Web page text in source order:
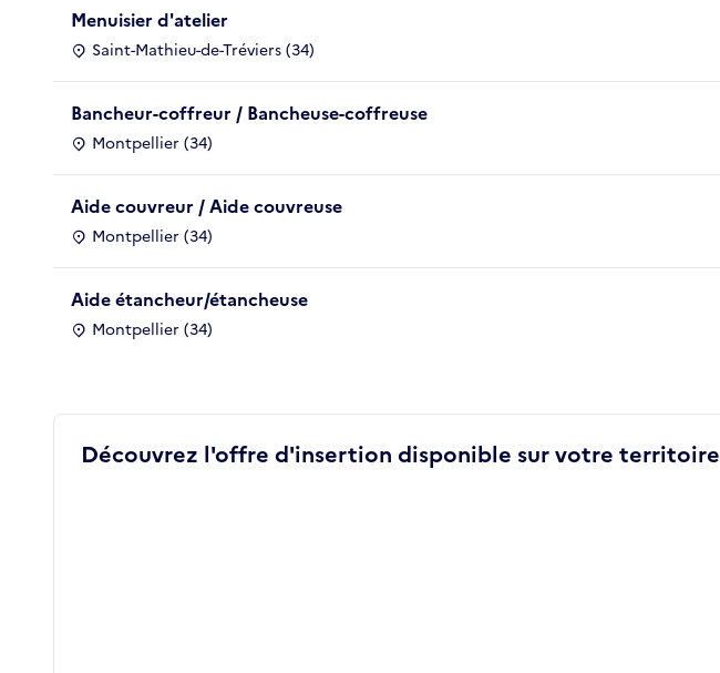
Menuisier d'atelier
Saint-Mathieu-de-Tréviers (34)
Bancheur-coffreur / Bancheuse-coffreuse
Montpellier (34)
Aide couvreur / Aide couvreuse
Montpellier (34)
Aide étancheur/étancheuse
Montpellier (34)
Découvrez l'offre d'insertion disponible sur votre territoire